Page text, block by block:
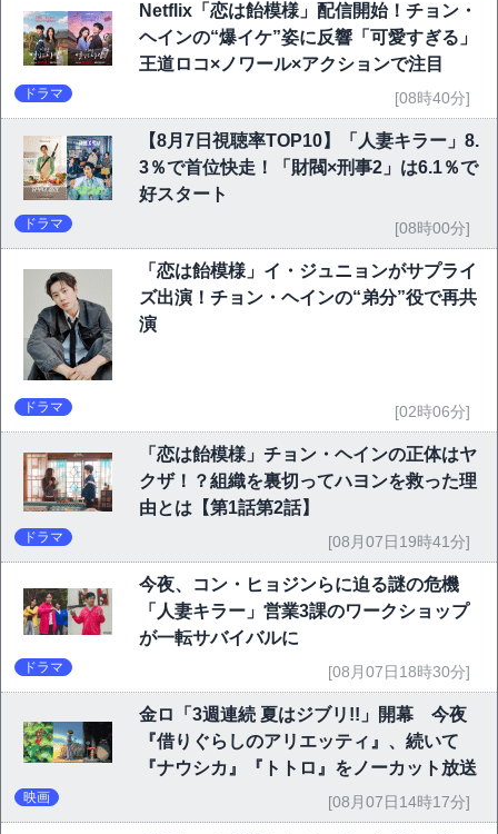
Netflix「恋は飴模様」配信開始！チョン・
ヘインの“爆イケ”姿に反響「可愛すぎる」
王道ロコ×ノワール×アクションで注目
ドラマ [08時40分]
【8月7日視聴率TOP10】「人妻キラー」8.
3％で首位快走！「財閥×刑事2」は6.1％で
好スタート
ドラマ [08時00分]
「恋は飴模様」イ・ジュニョンがサプライ
ズ出演！チョン・ヘインの“弟分”役で再共
演
ドラマ [02時06分]
「恋は飴模様」チョン・ヘインの正体はヤ
クザ！？組織を裏切ってハヨンを救った理
由とは【第1話第2話】
ドラマ [08月07日19時41分]
今夜、コン・ヒョジンらに迫る謎の危機
「人妻キラー」営業3課のワークショップ
が一転サバイバルに
ドラマ [08月07日18時30分]
金ロ「3週連続 夏はジブリ!!」開幕 今夜
『借りぐらしのアリエッティ』、続いて
『ナウシカ』『トトロ』をノーカット放送
映画 [08月07日14時17分]